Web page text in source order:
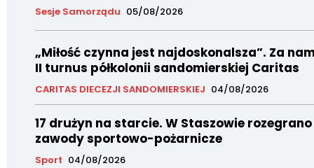
Sesje Samorządu 05/08/2026
„Miłość czynna jest najdoskonalsza”. Za
II turnus półkolonii sandomierskiej Caritas
CARITAS DIECEZJI SANDOMIERSKIEJ 04/08/2026
17 drużyn na starcie. W Staszowie rozegrano
zawody sportowo-pożarnicze
Sport 04/08/2026